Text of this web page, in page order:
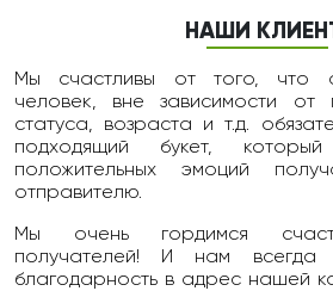
НАШИ
Мы счастливы от того, что
человек, вне зависимости от
статуса, возраста и т.д.
подходящий букет,
положительных эмоций
отправителю.
Мы очень гордимся
получателей! И нам всегда
благодарность в адрес нашей